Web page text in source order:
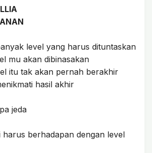
level yang harus dituntaskan
mu akan dibinasakan
itu tak akan pernah berakhir
hasil akhir
jeda
harus berhadapan dengan level